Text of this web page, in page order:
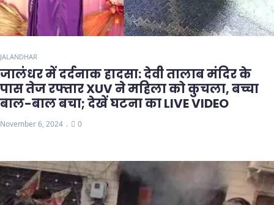
JALANDHAR
जालंधर में दर्दनाक हादसा: देवी तालाब मंदिर के
पास तेज रफ्तार XUV ने महिला को कुचला, बच्चा
बाल-बाल बचा; देखें घटना का LIVE VIDEO
November 6, 2024 0